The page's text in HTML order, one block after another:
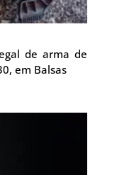
de arma de
em Balsas